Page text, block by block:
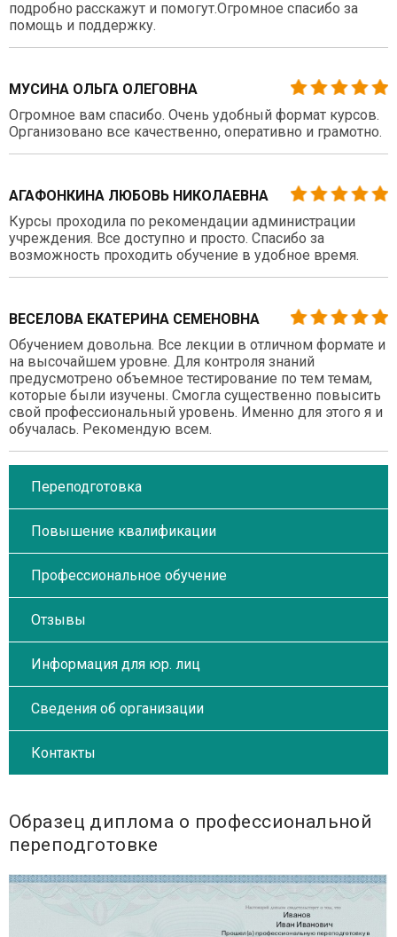
подробно расскажут и помогут.Огромное спасибо за
помощь и поддержку.
МУСИНА ОЛЬГА ОЛЕГОВНА
Огромное вам спасибо. Очень удобный формат курсов.
Организовано все качественно, оперативно и грамотно.
АГАФОНКИНА ЛЮБОВЬ НИКОЛАЕВНА
Курсы проходила по рекомендации администрации
учреждения. Все доступно и просто. Спасибо за
возможность проходить обучение в удобное время.
ВЕСЕЛОВА ЕКАТЕРИНА СЕМЕНОВНА
Обучением довольна. Все лекции в отличном формате и
на высочайшем уровне. Для контроля знаний
предусмотрено объемное тестирование по тем темам,
которые были изучены. Смогла существенно повысить
свой профессиональный уровень. Именно для этого я и
обучалась. Рекомендую всем.
Переподготовка
Повышение квалификации
Профессиональное обучение
Отзывы
Информация для юр. лиц
Сведения об организации
Контакты
Образец диплома о профессиональной
переподготовке